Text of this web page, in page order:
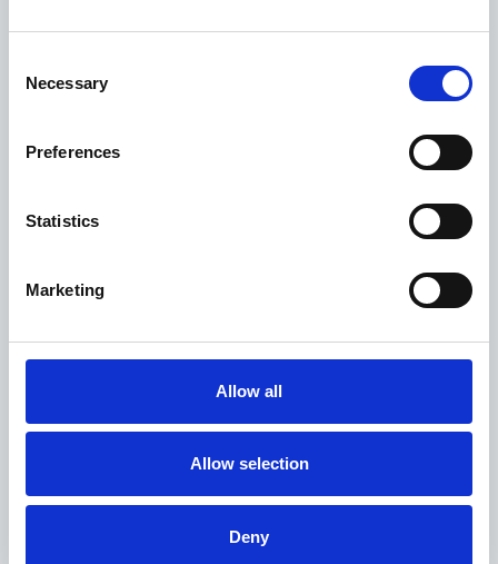
Selection
Necessary
Preferences
Statistics
Marketing
Allow all
Allow selection
Deny
15 Luglio 2025
10% di sconto + Transfer gratuito dall’aeroporto –
Hotel Liberty
1